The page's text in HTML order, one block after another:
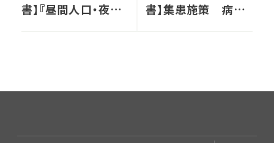
書】『昼間人口・夜間
書】集患施策 病院